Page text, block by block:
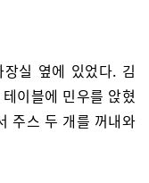
실 옆에 있었다. 김
이블에 민우를 앉혔
주스 두 개를 꺼내와